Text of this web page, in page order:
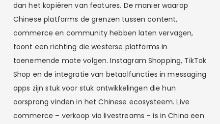
dan het kopiëren van features. De manier waarop
Chinese platforms de grenzen tussen content,
commerce en community hebben laten vervagen,
toont een richting die westerse platforms in
toenemende mate volgen. Instagram Shopping, TikTok
Shop en de integratie van betaalfuncties in messaging
apps zijn stuk voor stuk ontwikkelingen die hun
oorsprong vinden in het Chinese ecosysteem. Live
commerce – verkoop via livestreams – is in China een